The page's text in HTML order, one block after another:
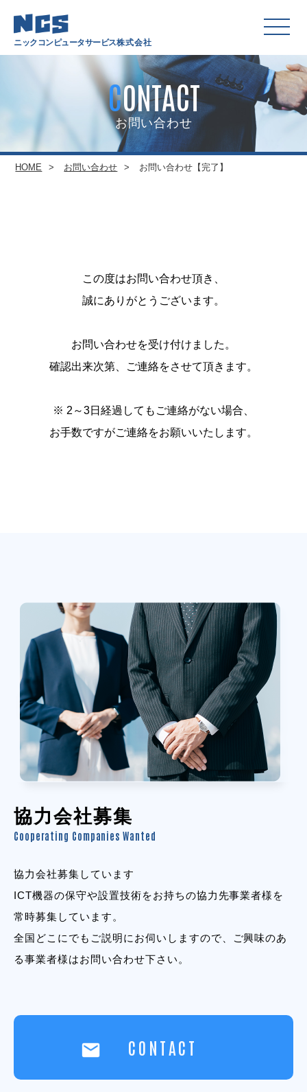
ニックコンピュータサービス株式会社
CONTACT
お問い合わせ
HOME お問い合わせ お問い合わせ【完了】
この度はお問い合わせ頂き、
誠にありがとうございます。
お問い合わせを受け付けました。
確認出来次第、ご連絡をさせて頂きます。
※ 2～3日経過してもご連絡がない場合、
お手数ですがご連絡をお願いいたします。
協力会社募集
Cooperating Companies Wanted
協力会社募集しています
ICT機器の保守や設置技術をお持ちの協力先事業者様を
常時募集しています。
全国どこにでもご説明にお伺いしますので、ご興味のあ
る事業者様はお問い合わせ下さい。
CONTACT